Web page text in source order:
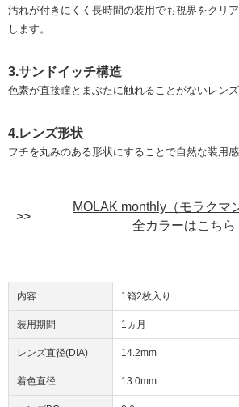
汚れが付きにくく長時間の装用でも視界をクリ
します。
3.サンドイッチ構造
色素が直接瞳とまぶたに触れることがないレンズ
4.レンズ形状
フチを丸みのある形状にすることで自然な装用感
MOLAK monthly（モラクマ
全カラーはこちら
内容 1箱2枚入り
装用期間 1ヵ月
レンズ直径(DIA) 14.2mm
着色直径 13.0mm